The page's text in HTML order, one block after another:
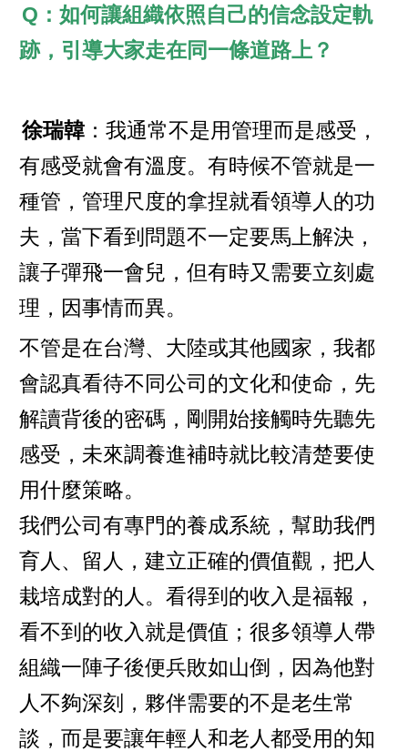
Q：如何讓組織依照自己的信念設定軌
跡，引導大家走在同一條道路上？
徐瑞韓 ：我通常不是用管理而是感受，
有感受就會有溫度。有時候不管就是一
種管，管理尺度的拿捏就看領導人的功
夫，當下看到問題不一定要馬上解決，
讓子彈飛一會兒，但有時又需要立刻處
理，因事情而異。
不管是在台灣、大陸或其他國家，我都
會認真看待不同公司的文化和使命，先
解讀背後的密碼，剛開始接觸時先聽先
感受，未來調養進補時就比較清楚要使
用什麼策略。
我們公司有專門的養成系統，幫助我們
育人、留人，建立正確的價值觀，把人
栽培成對的人。看得到的收入是福報，
看不到的收入就是價值；很多領導人帶
組織一陣子後便兵敗如山倒，因為他對
人不夠深刻，夥伴需要的不是老生常
談，而是要讓年輕人和老人都受用的知